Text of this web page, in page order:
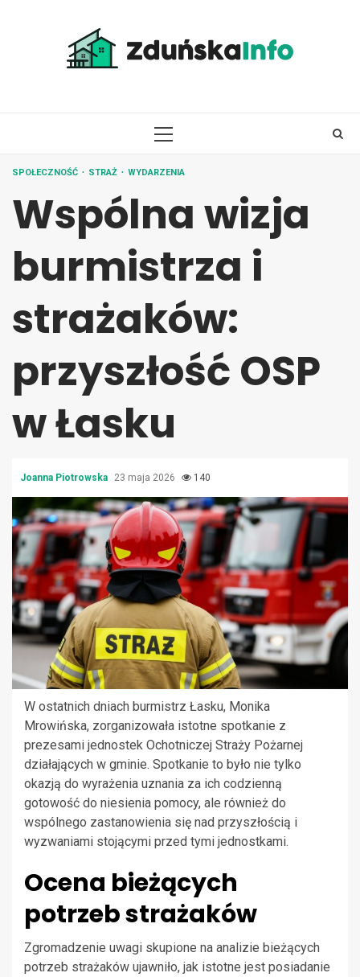
PRIMARY
SPOŁECZNOŚĆ STRAŻ WYDARZENIA
Wspólna wizja
burmistrza i
strażaków:
przyszłość OSP
w Łasku
Joanna Piotrowska 23 maja 2026 140
W ostatnich dniach burmistrz Łasku, Monika
Mrowińska, zorganizowała istotne spotkanie z
prezesami jednostek Ochotniczej Straży Pożarnej
działających w gminie. Spotkanie to było nie tylko
okazją do wyrażenia uznania za ich codzienną
gotowość do niesienia pomocy, ale również do
wspólnego zastanowienia się nad przyszłością i
wyzwaniami stojącymi przed tymi jednostkami.
Ocena bieżących
potrzeb strażaków
Zgromadzenie uwagi skupione na analizie bieżących
potrzeb strażaków ujawniło, jak istotne jest posiadanie